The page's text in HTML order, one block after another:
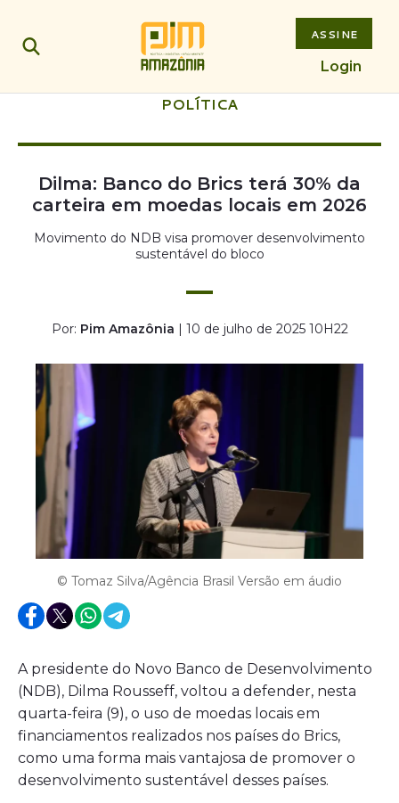
ASSINE
Login
POLÍTICA
Dilma: Banco do Brics terá 30% da
carteira em moedas locais em 2026
Movimento do NDB visa promover desenvolvimento
sustentável do bloco
Por: Pim Amazônia | 10 de julho de 2025 10H22
© Tomaz Silva/Agência Brasil Versão em áudio
A presidente do Novo Banco de Desenvolvimento
(NDB), Dilma Rousseff, voltou a defender, nesta
quarta-feira (9), o uso de moedas locais em
financiamentos realizados nos países do Brics,
como uma forma mais vantajosa de promover o
desenvolvimento sustentável desses países.